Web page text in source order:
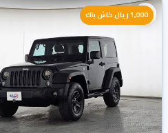
1,000 ريال كاش باك